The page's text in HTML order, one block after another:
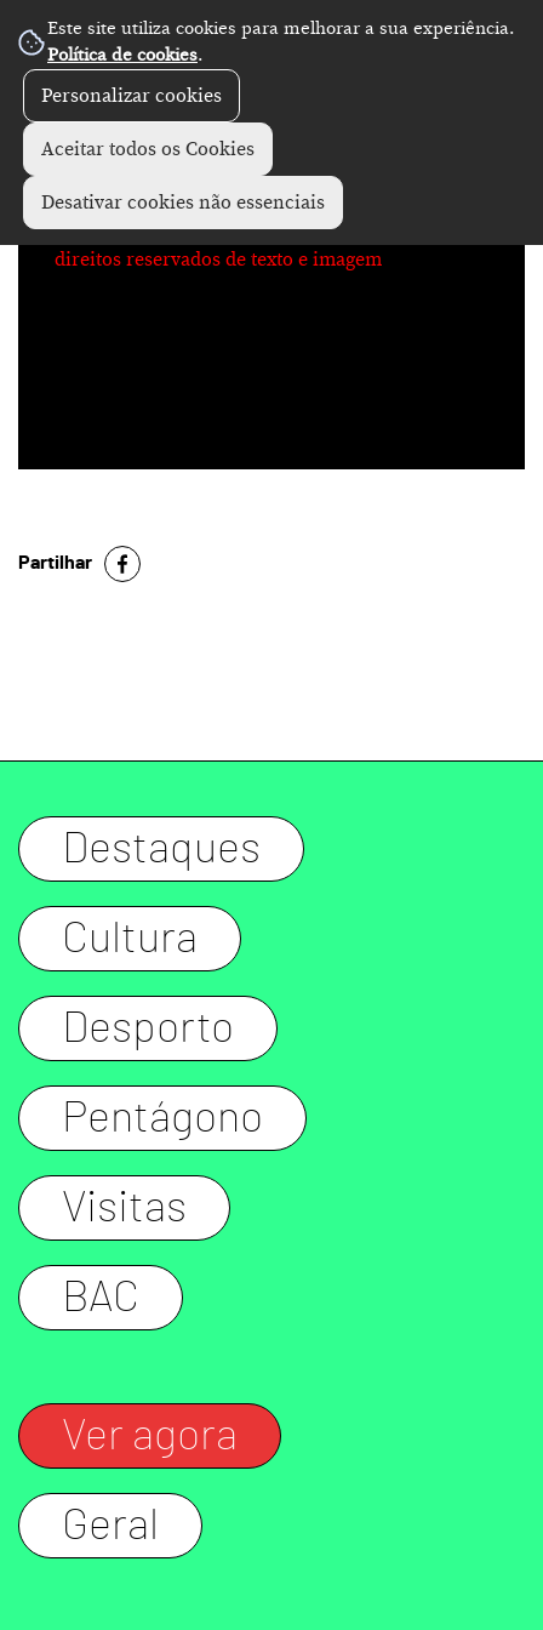
Este site utiliza cookies para melhorar a sua experiência.
Política de cookies.
Personalizar cookies
Aceitar todos os Cookies
Desativar cookies não essenciais
No Record
direitos reservados de texto e imagem
Partilhar
Destaques
Cultura
Desporto
Pentágono
Visitas
BAC
Ver agora
Geral